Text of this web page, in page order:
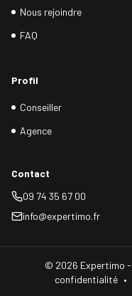
Nous rejoindre
FAQ
Profil
Conseiller
Agence
Contact
09 74 35 67 00
info@expertimo.fr
© 2026 Expertimo -
confidentialité •